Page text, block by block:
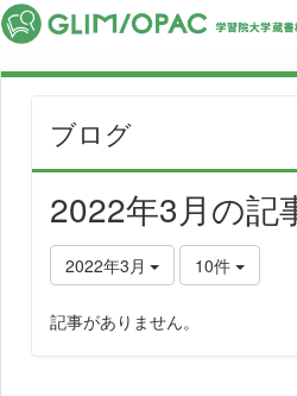
ブログ
2022年3月の記
2022年3月 10件
記事がありません。